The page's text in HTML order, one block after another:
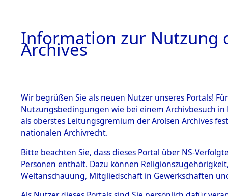
BESTÄNDE
1.
Inhaftierungsdoku
mente
1.2.9 Beim ITS
0005
Information zur Nutzung
Archives
Wir begrüßen Sie als neuen Nutzer unseres Portals!
Nutzungsbedingungen wie bei einem Archivbesuch
als oberstes Leitungsgremium der Arolsen Archives
nationalen Archivrecht.
Bitte beachten Sie, dass dieses Portal über NS-
Personen enthält. Dazu können
Weltanschauung, Mitgliedschaft in Gewerkschaften